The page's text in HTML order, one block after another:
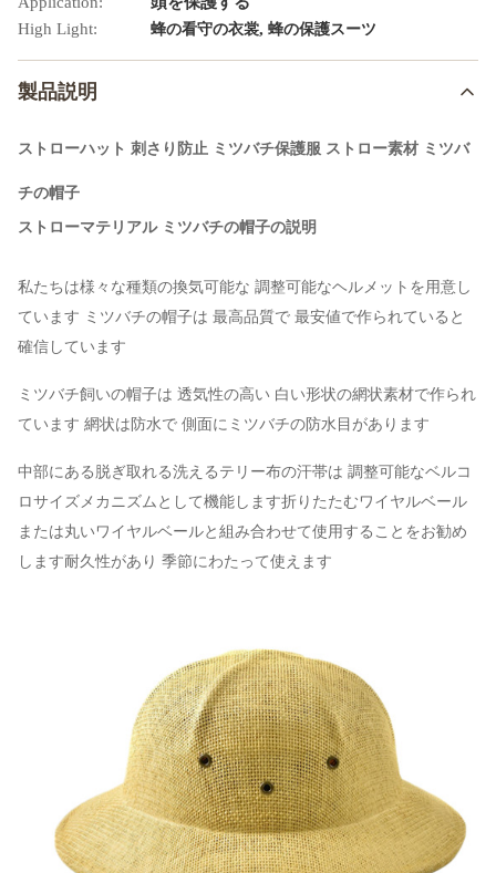
High Light:
蜂の看守の衣裳, 蜂の保護スーツ
製品説明
ストローハット 刺さり防止 ミツバチ保護服 ストロー素材 ミツバ
チの帽子
ストローマテリアル ミツバチの帽子の説明
私たちは様々な種類の換気可能な 調整可能なヘルメットを用意し
ています ミツバチの帽子は 最高品質で 最安値で作られていると
確信しています
ミツバチ飼いの帽子は 透気性の高い 白い形状の網状素材で作られ
ています 網状は防水で 側面にミツバチの防水目があります
中部にある脱ぎ取れる洗えるテリー布の汗帯は 調整可能なベルコ
ロサイズメカニズムとして機能します折りたたむワイヤルベール
または丸いワイヤルベールと組み合わせて使用することをお勧め
します耐久性があり 季節にわたって使えます